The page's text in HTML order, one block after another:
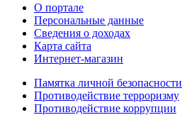
О портале
Персональные данные
Сведения о доходах
Карта сайта
Интернет-магазин
Памятка личной безопасности
Противодействие терроризму
Противодействие коррупции